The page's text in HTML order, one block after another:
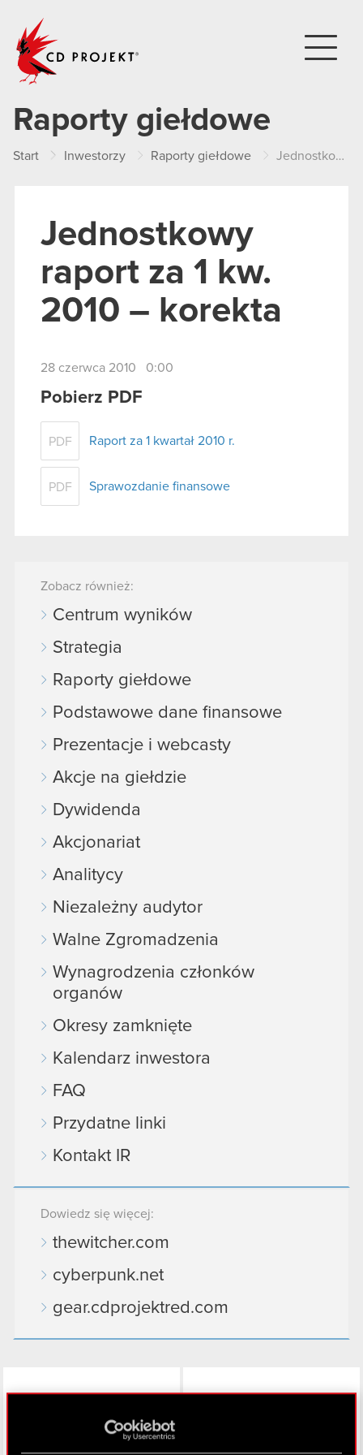
Raporty giełdowe
Start Inwestorzy Raporty giełdowe Jednostkowy raport za 1 kw. 2010 – korekta
Jednostkowy
raport za 1 kw.
2010 – korekta
28 czerwca 2010 0:00
Pobierz PDF
PDF Raport za 1 kwartał 2010 r.
PDF Sprawozdanie finansowe
Zobacz również:
Centrum wyników
Strategia
Raporty giełdowe
Podstawowe dane finansowe
Prezentacje i webcasty
Akcje na giełdzie
Dywidenda
Akcjonariat
Analitycy
Niezależny audytor
Walne Zgromadzenia
Wynagrodzenia członków
organów
Okresy zamknięte
Kalendarz inwestora
FAQ
Przydatne linki
Kontakt IR
Dowiedz się więcej:
thewitcher.com
cyberpunk.net
gear.cdprojektred.com